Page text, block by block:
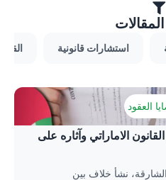
استشارات قانونية
العقود
الاماراتي وآثاره على
نشأ خلاف بين
Page
Page